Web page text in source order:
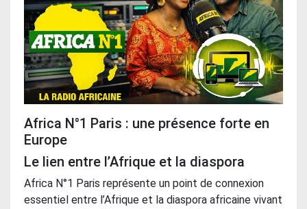
Africa N°1 Paris : une présence forte en
Europe
Le lien entre l’Afrique et la diaspora
Africa N°1 Paris représente un point de connexion
essentiel entre l’Afrique et la diaspora africaine vivant